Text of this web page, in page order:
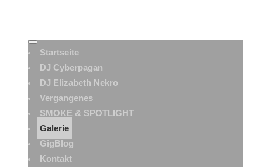
Startseite
DJ Cyberpagan
DJ Elizabeth Nekro
Vergangenes
SMOKE & SPOTLIGHT
Galerie
GigBlog
Kontakt